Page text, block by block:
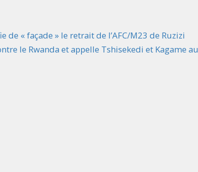
« façade » le retrait de l’AFC/M23 de Ruzizi
le Rwanda et appelle Tshisekedi et Kagame au